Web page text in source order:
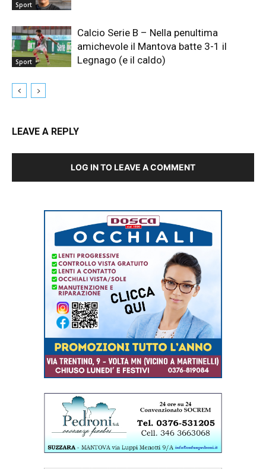
Sport
Sport
Calcio Serie B – Nella penultima
amichevole il Mantova batte 3-1 il
Legnago (e il caldo)
LEAVE A REPLY
LOG IN TO LEAVE A COMMENT